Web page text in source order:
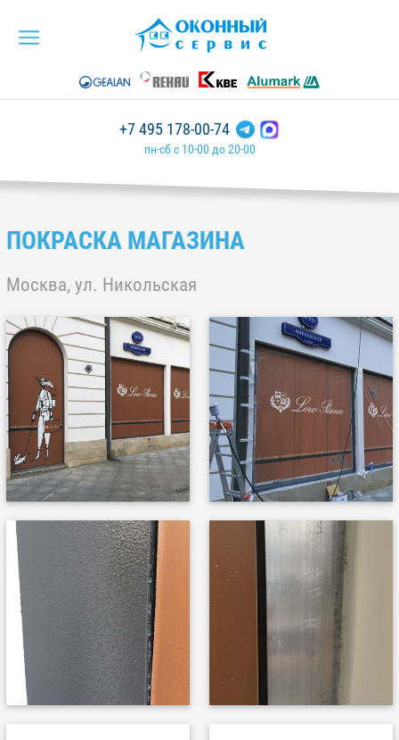
+7 495 178-00-74
пн-сб с 10-00 до 20-00
ПОКРАСКА МАГАЗИНА
Москва, ул. Никольская